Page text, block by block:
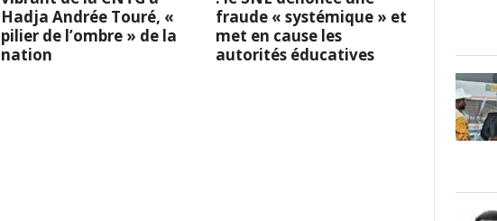
Hadja Andrée Touré, «
pilier de l’ombre » de la
nation
fraude « systémique » et
met en cause les
autorités éducatives